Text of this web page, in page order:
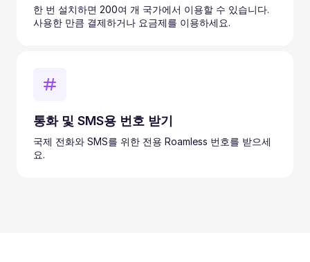
한 번 설치하면 200여 개 국가에서 이용할 수 있습니다.
사용한 만큼 결제하거나 요금제를 이용하세요.
통화 및 SMS용 번호 받기
국제 전화와 SMS를 위한 전용 Roamless 번호를 받으세
요.